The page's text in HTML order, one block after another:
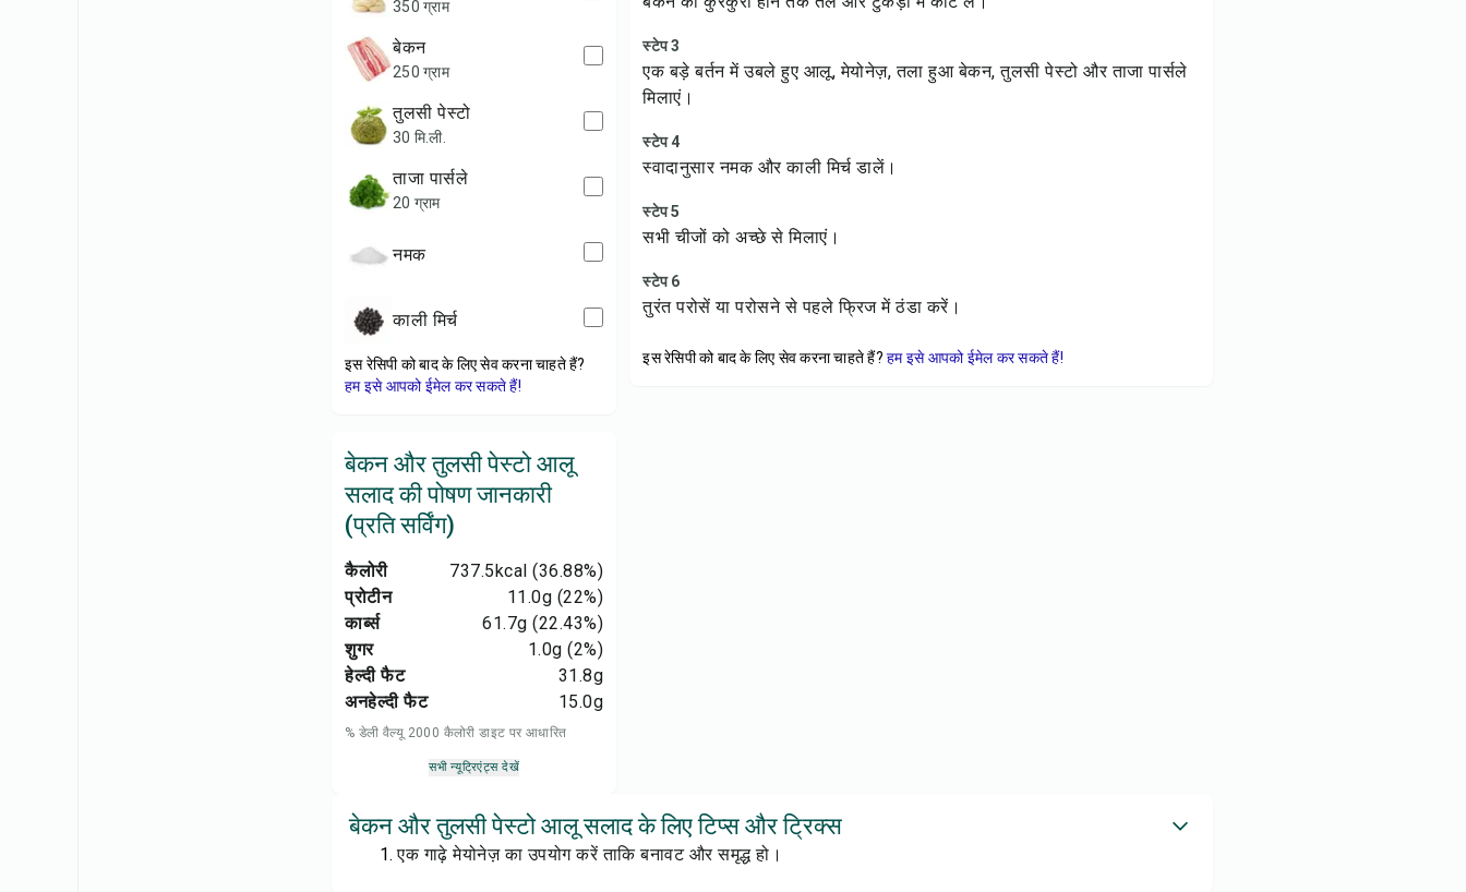
350 ग्राम
बेकन
250 ग्राम
तुलसी पेस्टो
30 मि.ली.
ताजा पार्सले
20 ग्राम
नमक
काली मिर्च
इस रेसिपी को बाद के लिए सेव करना चाहते हैं?
हम इसे आपको ईमेल कर सकते हैं!
बेकन और तुलसी पेस्टो आलू
सलाद की पोषण जानकारी
(प्रति सर्विंग)
कैलोरी 737.5kcal (36.88%)
प्रोटीन
11.0g (22%)
कार्ब्स
61.7g (22.43%)
शुगर
1.0g (2%)
हेल्दी फैट
31.8g
अनहेल्दी फैट
15.0g
% डेली वैल्यू 2000 कैलोरी डाइट पर आधारित
सभी न्यूट्रिएंट्स देखें
स्टेप 3
एक बड़े बर्तन में उबले हुए आलू, मेयोनेज़, तला हुआ बेकन, तुलसी पेस्टो और ताजा पार्सले
मिलाएं।
स्टेप 4
स्वादानुसार नमक और काली मिर्च डालें।
स्टेप 5
सभी चीजों को अच्छे से मिलाएं।
स्टेप 6
तुरंत परोसें या परोसने से पहले फ्रिज में ठंडा करें।
इस रेसिपी को बाद के लिए सेव करना चाहते हैं? हम इसे आपको ईमेल कर सकते हैं!
बेकन और तुलसी पेस्टो आलू सलाद के लिए टिप्स और ट्रिक्स
एक गाढ़े मेयोनेज़ का उपयोग करें ताकि बनावट और समृद्ध हो।